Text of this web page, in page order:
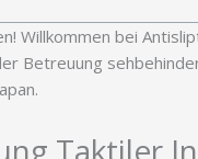
Willkommen bei
Betreuung
Taktiler